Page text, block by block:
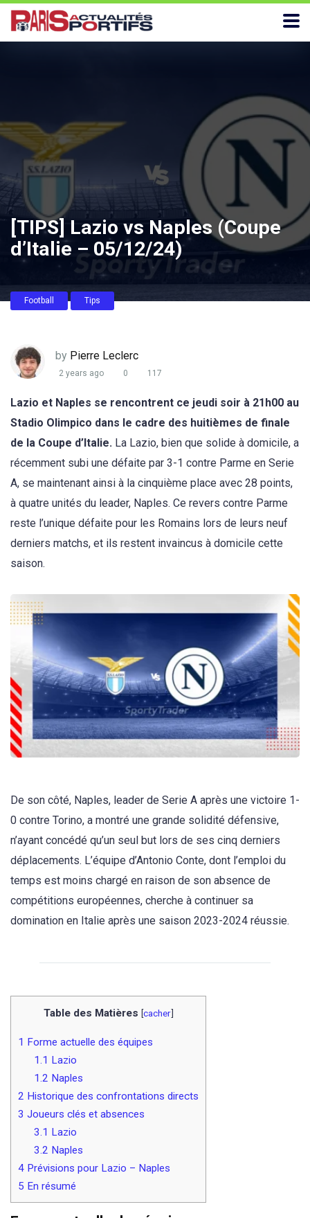
[TIPS] Lazio vs Naples (Coupe
d’Italie – 05/12/24)
Football Tips
by Pierre Leclerc
2 years ago 0 117
Lazio et Naples se rencontrent ce jeudi soir à 21h00 au
Stadio Olimpico dans le cadre des huitièmes de finale
de la Coupe d’Italie. La Lazio, bien que solide à domicile, a
récemment subi une défaite par 3-1 contre Parme en Serie
A, se maintenant ainsi à la cinquième place avec 28 points,
à quatre unités du leader, Naples. Ce revers contre Parme
reste l’unique défaite pour les Romains lors de leurs neuf
derniers matchs, et ils restent invaincus à domicile cette
saison.
De son côté, Naples, leader de Serie A après une victoire 1-
0 contre Torino, a montré une grande solidité défensive,
n’ayant concédé qu’un seul but lors de ses cinq derniers
déplacements. L’équipe d’Antonio Conte, dont l’emploi du
temps est moins chargé en raison de son absence de
compétitions européennes, cherche à continuer sa
domination en Italie après une saison 2023-2024 réussie.
Table des Matières [cacher]
1 Forme actuelle des équipes
1.1 Lazio
1.2 Naples
2 Historique des confrontations directs
3 Joueurs clés et absences
3.1 Lazio
3.2 Naples
4 Prévisions pour Lazio – Naples
5 En résumé